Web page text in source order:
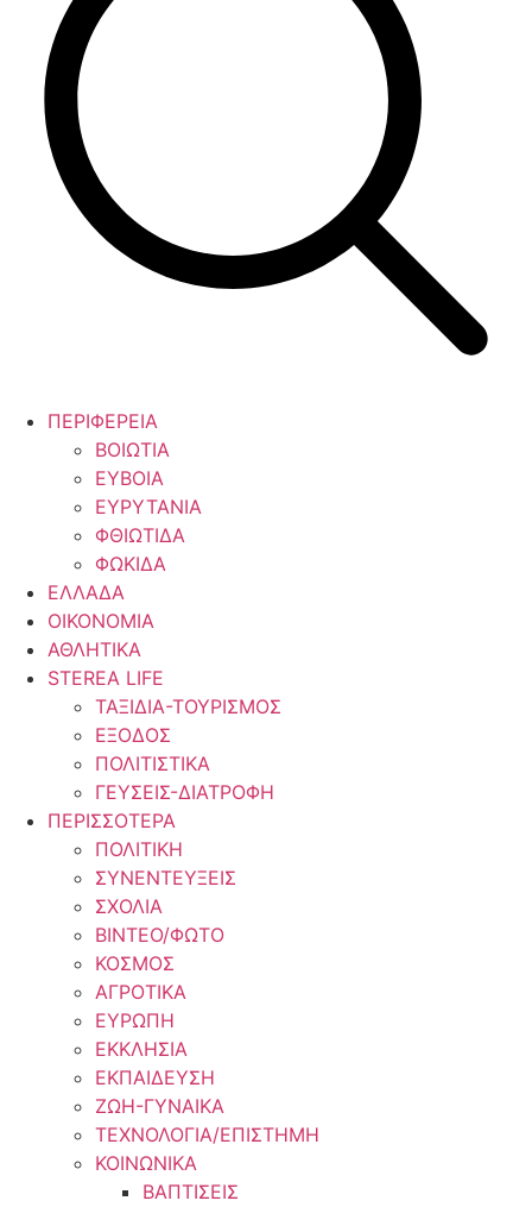
ΠΕΡΙΦΕΡΕΙΑ
ΒΟΙΩΤΙΑ
ΕΥΒΟΙΑ
ΕΥΡΥΤΑΝΙΑ
ΦΘΙΩΤΙΔΑ
ΦΩΚΙΔΑ
ΕΛΛΑΔΑ
ΟΙΚΟΝΟΜΙΑ
ΑΘΛΗΤΙΚΑ
STEREA LIFE
ΤΑΞΙΔΙΑ-ΤΟΥΡΙΣΜΟΣ
ΕΞΟΔΟΣ
ΠΟΛΙΤΙΣΤΙΚΑ
ΓΕΥΣΕΙΣ-ΔΙΑΤΡΟΦΗ
ΠΕΡΙΣΣΟΤΕΡΑ
ΠΟΛΙΤΙΚΗ
ΣΥΝΕΝΤΕΥΞΕΙΣ
ΣΧΟΛΙΑ
ΒΙΝΤΕΟ/ΦΩΤΟ
ΚΟΣΜΟΣ
ΑΓΡΟΤΙΚΑ
ΕΥΡΩΠΗ
ΕΚΚΛΗΣΙΑ
ΕΚΠΑΙΔΕΥΣΗ
ΖΩΗ-ΓΥΝΑΙΚΑ
ΤΕΧΝΟΛΟΓΙΑ/ΕΠΙΣΤΗΜΗ
ΚΟΙΝΩΝΙΚΑ
ΒΑΠΤΙΣΕΙΣ